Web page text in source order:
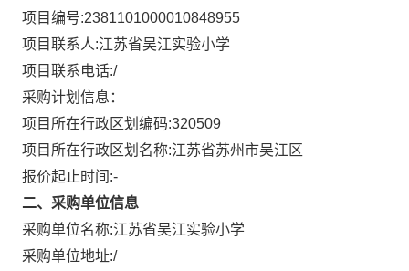
项目编号:2381101000010848955
项目联系人:江苏省吴江实验小学
项目联系电话:/
采购计划信息：
项目所在行政区划编码:320509
项目所在行政区划名称:江苏省苏州市吴江区
报价起止时间:-
二、采购单位信息
采购单位名称:江苏省吴江实验小学
采购单位地址:/